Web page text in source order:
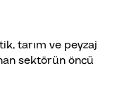
tarım ve peyzaj
sektörün öncü